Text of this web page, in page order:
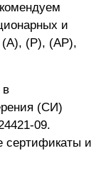
и
(А), (Р), (АР),
в
(СИ)
09.
сертификаты и